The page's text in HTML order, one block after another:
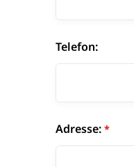
Telefon:
Adresse: